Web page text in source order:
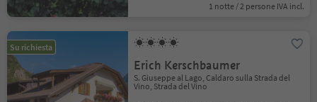
1 notte / 2 persone IVA incl.
Su richiesta
Erich Kerschbaumer
S. Giuseppe al Lago, Caldaro sulla Strada del
Vino, Strada del Vino